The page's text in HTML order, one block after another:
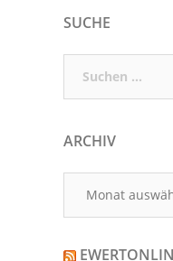
SUCHE
nach:
ARCHIV